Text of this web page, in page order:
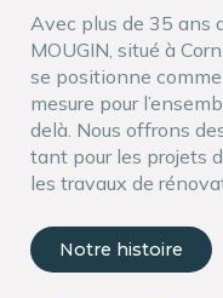
sur certaines
Voir
Politique de
Avec plus de 35 ans
MOUGIN, situé à
se positionne
mesure pour
delà. Nous offrons
tant pour les projets
les travaux de
Notre histoire